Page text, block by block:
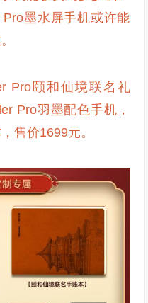
墨水屏手机或许能
Pro颐和仙境联名礼
Pro羽墨配色手机，
售价1699元。